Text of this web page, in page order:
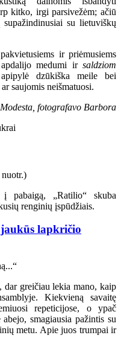
kitko, irgi parsivežėm; ačiū
su lietuviškų
ir priėmusiems
medumi ir saldziom
dzūkiška meile bei
saujomis neišmatuosi.
Modesta, fotografavo Barbora
į pabaigą, „Ratilio“ skuba
renginių įspūdžiais.
lapkričio
greičiau lekia mano, kaip
Kiekvieną savaitę
repeticijose, o ypač
smagiausia pažintis su
metu. Apie juos trumpai ir